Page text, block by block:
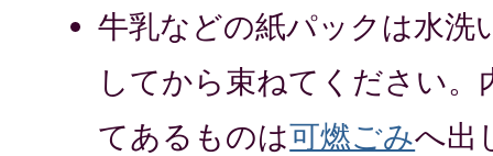
牛乳などの紙パックは水洗
してから束ねてください
てあるものは可燃ごみへ出